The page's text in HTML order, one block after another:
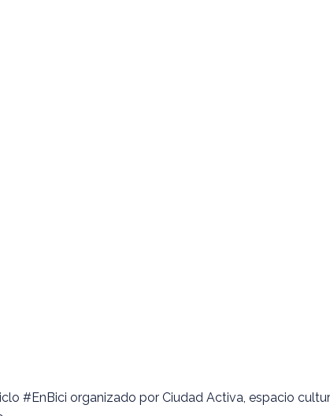
#EnBici organizado por Ciudad Activa, espacio